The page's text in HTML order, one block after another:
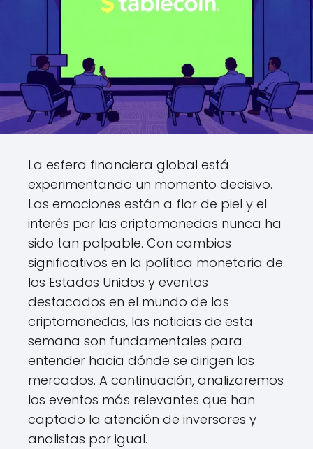
La esfera financiera global está
experimentando un momento decisivo.
Las emociones están a flor de piel y el
interés por las criptomonedas nunca ha
sido tan palpable. Con cambios
significativos en la política monetaria de
los Estados Unidos y eventos
destacados en el mundo de las
criptomonedas, las noticias de esta
semana son fundamentales para
entender hacia dónde se dirigen los
mercados. A continuación, analizaremos
los eventos más relevantes que han
captado la atención de inversores y
analistas por igual.